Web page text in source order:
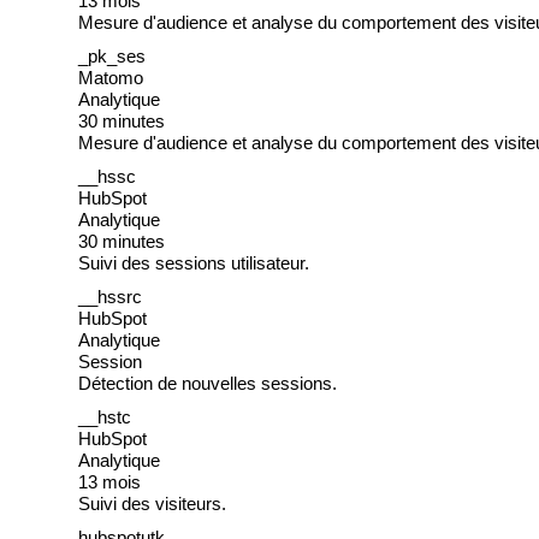
Mesure d'audience et analyse du comportement des
_pk_ses
Matomo
Analytique
30 minutes
Mesure d'audience et analyse du comportement des
__hssc
HubSpot
Analytique
30 minutes
Suivi des sessions utilisateur.
__hssrc
HubSpot
Analytique
Session
Détection de nouvelles sessions.
__hstc
HubSpot
Analytique
13 mois
Suivi des visiteurs.